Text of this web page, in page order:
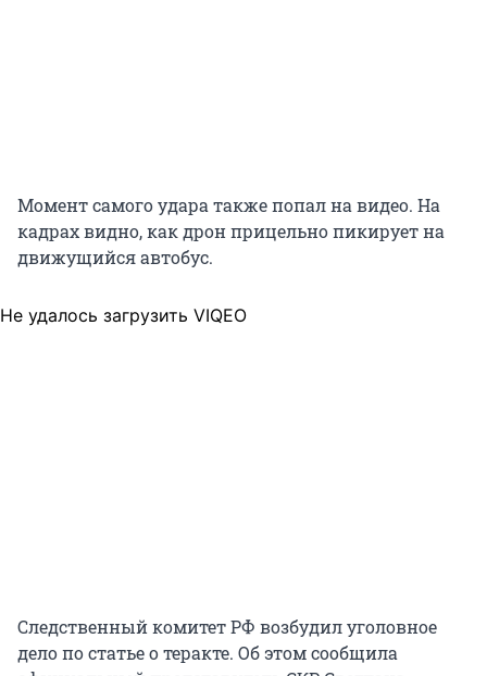
Момент самого удара также попал на видео. На
кадрах видно, как дрон прицельно пикирует на
движущийся автобус.
Не удалось загрузить VIQEO
Следственный комитет РФ возбудил уголовное
дело по статье о теракте. Об этом сообщила